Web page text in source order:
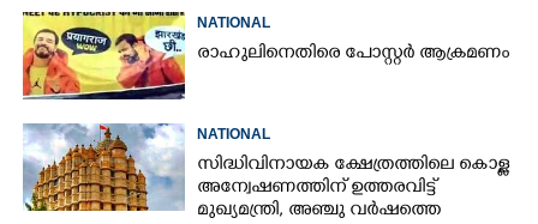
NATIONAL
രാഹുലിനെതിരെ പോസ്റ്റർ ആക്രമണം
NATIONAL
സിദ്ധിവിനായക ക്ഷേത്രത്തിലെ കൊള്ള
അന്വേഷണത്തിന് ഉത്തരവിട്ട്
മുഖ്യമന്ത്രി, അഞ്ചു വർഷത്തെ